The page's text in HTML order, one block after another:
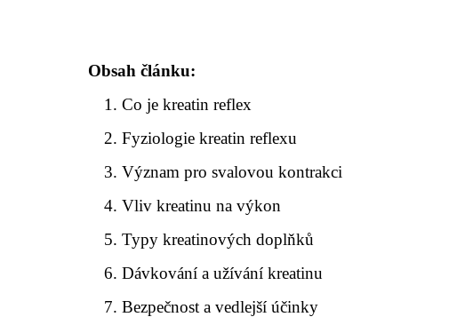
Obsah článku:
Co je kreatin reflex
Fyziologie kreatin reflexu
Význam pro svalovou kontrakci
Vliv kreatinu na výkon
Typy kreatinových doplňků
Dávkování a užívání kreatinu
Bezpečnost a vedlejší účinky